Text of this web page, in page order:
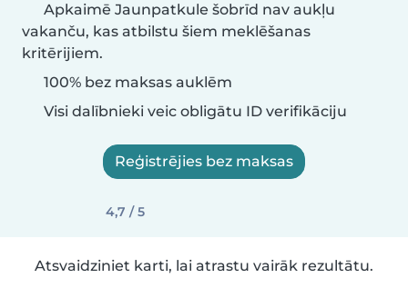
Apkaimē Jaunpatkule šobrīd nav aukļu
vakanču, kas atbilstu šiem meklēšanas
kritērijiem.
100% bez maksas auklēm
Visi dalībnieki veic obligātu ID verifikāciju
Reģistrējies bez maksas
4,7 / 5
Atsvaidziniet karti, lai atrastu vairāk rezultātu.